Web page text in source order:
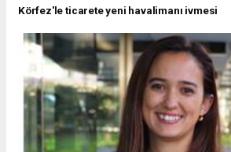
Körfez'le ticarete yeni havalimanı ivmesi